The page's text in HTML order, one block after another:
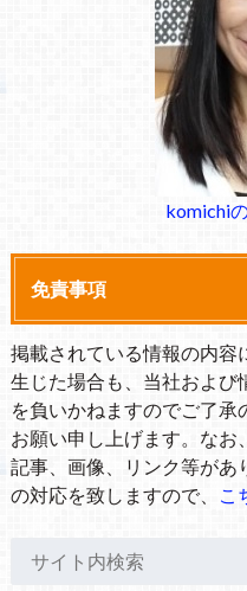
komichi
免責事項
掲載されている情報の内容
生じた場合も、当社および
を負いかねますのでご了承
お願い申し上げます。なお
記事、画像、リンク等があ
の対応を致しますので、
こ